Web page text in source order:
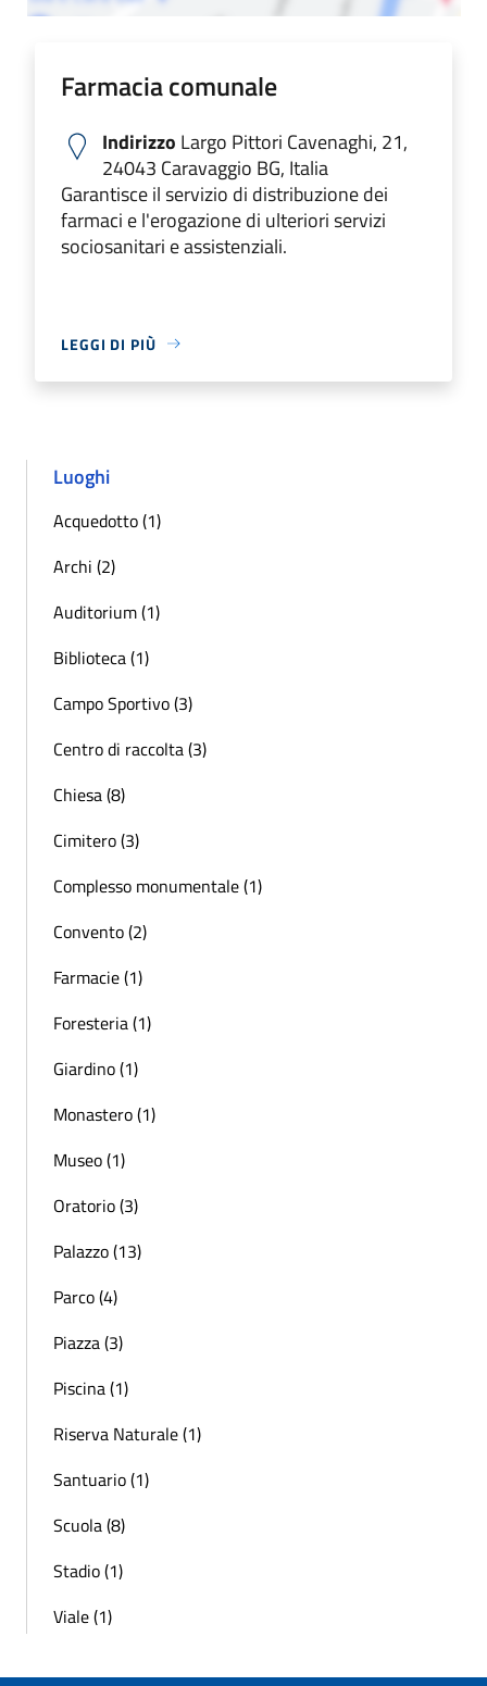
Farmacia comunale
Indirizzo Largo Pittori Cavenaghi, 21,
24043 Caravaggio BG, Italia
Garantisce il servizio di distribuzione dei
farmaci e l'erogazione di ulteriori servizi
sociosanitari e assistenziali.
LEGGI DI PIÙ
Luoghi
Acquedotto (1)
Archi (2)
Auditorium (1)
Biblioteca (1)
Campo Sportivo (3)
Centro di raccolta (3)
Chiesa (8)
Cimitero (3)
Complesso monumentale (1)
Convento (2)
Farmacie (1)
Foresteria (1)
Giardino (1)
Monastero (1)
Museo (1)
Oratorio (3)
Palazzo (13)
Parco (4)
Piazza (3)
Piscina (1)
Riserva Naturale (1)
Santuario (1)
Scuola (8)
Stadio (1)
Viale (1)